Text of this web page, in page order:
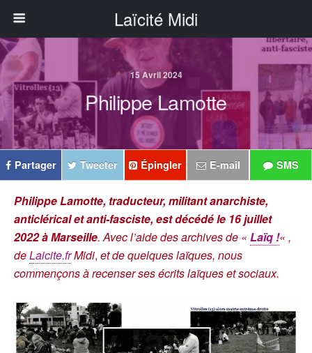
Laïcité Midi
15 Avril 2024
Philippe Lamotte
Partager Tweeter Épingler E-mail SMS
Philippe Lamotte, traducteur, militant anarchiste,
anticlérical et anti-fasciste, est décédé le 16 juillet
2022 à Marseille. Avec l’aide des archives de « Laïq !« ,
deLaicite.frMidi, et de quelques laïques, nous
commençons à recenser ses écrits laïques et sociaux.